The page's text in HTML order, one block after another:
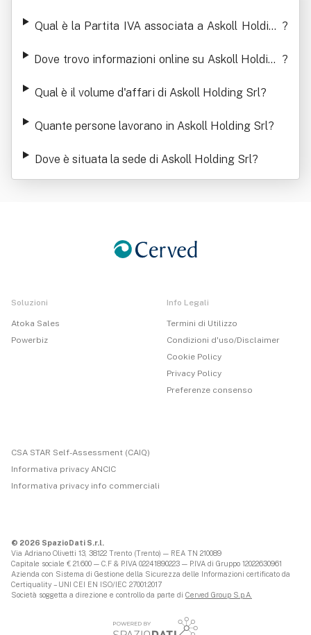
Qual è la Partita IVA associata a Askoll Holding ?
Dove trovo informazioni online su Askoll Holding ?
Qual è il volume d'affari di Askoll Holding Srl?
Quante persone lavorano in Askoll Holding Srl?
Dove è situata la sede di Askoll Holding Srl?
Soluzioni
Atoka Sales
Powerbiz
Info Legali
Termini di Utilizzo
Condizioni d'uso/Disclaimer
Cookie Policy
Privacy Policy
Preferenze consenso
CSA STAR Self-Assessment (CAIQ)
Informativa privacy ANCIC
Informativa privacy info commerciali
© 2026 SpazioDati S.r.l.
Via Adriano Olivetti 13, 38122 Trento (Trento) — REA TN 210089
Capitale sociale € 21.600 — C.F & P.IVA 02241890223 — P.IVA di Gruppo 12022630961
Azienda con Sistema di Gestione della Sicurezza delle Informazioni certificato da
Certiquality – UNI CEI EN ISO/IEC 27001:2017
Società soggetta a direzione e controllo da parte di Cerved Group S.p.A.